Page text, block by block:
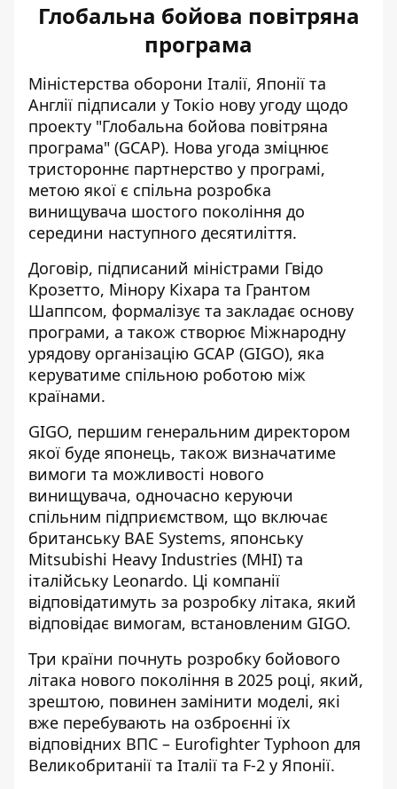
Глобальна бойова повітряна
програма
Міністерства оборони Італії, Японії та
Англії підписали у Токіо нову угоду щодо
проекту "Глобальна бойова повітряна
програма" (GCAP). Нова угода зміцнює
тристороннє партнерство у програмі,
метою якої є спільна розробка
винищувача шостого покоління до
середини наступного десятиліття.
Договір, підписаний міністрами Гвідо
Крозетто, Мінору Кіхара та Грантом
Шаппсом, формалізує та закладає основу
програми, а також створює Міжнародну
урядову організацію GCAP (GIGO), яка
керуватиме спільною роботою між
країнами.
GIGO, першим генеральним директором
якої буде японець, також визначатиме
вимоги та можливості нового
винищувача, одночасно керуючи
спільним підприємством, що включає
британську BAE Systems, японську
Mitsubishi Heavy Industries (MHI) та
італійську Leonardo. Ці компанії
відповідатимуть за розробку літака, який
відповідає вимогам, встановленим GIGO.
Три країни почнуть розробку бойового
літака нового покоління в 2025 році, який,
зрештою, повинен замінити моделі, які
вже перебувають на озброєнні їх
відповідних ВПС – Eurofighter Typhoon для
Великобританії та Італії та F-2 у Японії.